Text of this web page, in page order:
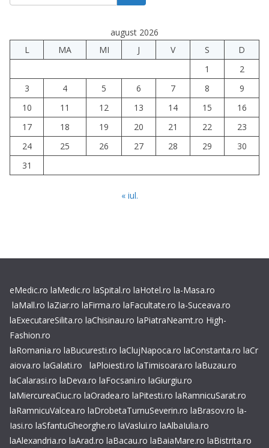
august 2026
L
MA MI J V S
D
1
2
3
4 5 6 7 8
9
10
11 12 13 14 15
16
17
18 19 20 21 22
23
24
25 26 27 28 29
30
31
« iul.
eMedic.ro laMedic.ro laSpital.ro laHotel.ro la-Masa.ro
laMall.ro laZiar.ro laFirma.ro laFacultate.ro la-Suceava.ro
laExecutareSilita.ro laChisinau.ro laPiatraNeamt.ro High-
Fashion.ro
laRomania.ro laBucuresti.ro laClujNapoca.ro laConstanta.ro laCr
aiova.ro laGalati.ro laPloiesti.ro laTimisoara.ro laBuzau.ro
laCalarasi.ro laDeva.ro laFocsani.ro laGiurgiu.ro
laMiercureaCiuc.ro laOradea.ro laPitesti.ro laRamnicuSarat.ro
laRamnicuValcea.ro laDrobetaTurnuSeverin.ro laBrasov.ro la-
Iasi.ro laSfantuGheorghe.ro laVaslui.ro laAlbaIulia.ro
laAlexandria.ro laArad.ro laBacau.ro laBaiaMare.ro laBistrita.ro